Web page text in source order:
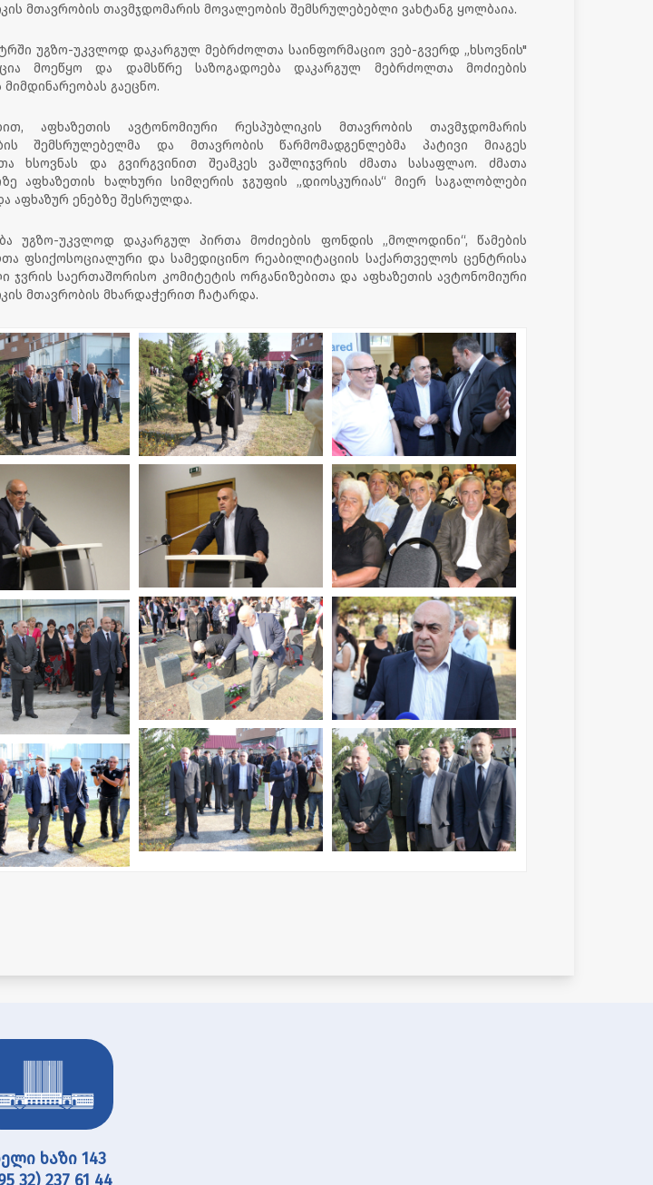
მთავრობის თავმჯდომარის მოვალეობის შემსრულებებლი ვახტანგ ყოლბაია.
უგზო-უკვლოდ დაკარგულ მებრძოლთა საინფორმაციო ვებ-გვერდ „ხსოვნის"
მოეწყო და დამსწრე საზოგადოება დაკარგულ მებრძოლთა მოძიების
გაეცნო.
აფხაზეთის ავტონომიური რესპუბლიკის მთავრობის თავმჯდომარის
შემსრულებელმა და მთავრობის წარმომადგენლებმა პატივი მიაგეს
ხსოვნას და გვირგვინით შეამკეს ვაშლიჯვრის ძმათა სასაფლაო. ძმათა
აფხაზეთის ხალხური სიმღერის ჯგუფის „დიოსკურიას“ მიერ საგალობლები
აფხაზურ ენებზე შესრულდა.
უგზო-უკვლოდ დაკარგულ პირთა მოძიების ფონდის „მოლოდინი“, წამების
ფსიქოსოციალური და სამედიცინო რეაბილიტაციის საქართველოს ცენტრისა
ჯვრის საერთაშორისო კომიტეტის ორგანიზებითა და აფხაზეთის ავტონომიური
მთავრობის მხარდაჭერით ჩატარდა.
ხაზი 143
32) 237 61 44